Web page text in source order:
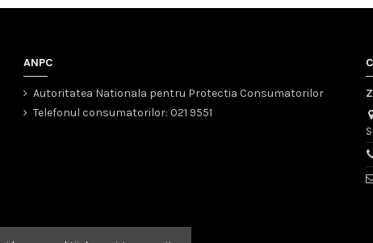
ANPC
Autoritatea Nationala pentru Protectia Consumatorilor
Telefonul consumatorilor: 021 9551